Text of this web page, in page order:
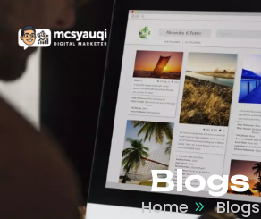
Blogs
Home Blogs